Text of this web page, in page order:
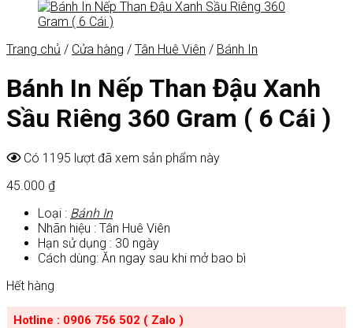
Trang chủ / Cửa hàng / Tân Huê Viên / Bánh In
Bánh In Nếp Than Đậu Xanh
Sầu Riêng 360 Gram ( 6 Cái )
Có 1195 lượt đã xem sản phẩm này
45.000 ₫
Loại : Bánh In
Nhãn hiệu : Tân Huê Viên
Hạn sử dụng : 30 ngày
Cách dùng: Ăn ngay sau khi mở bao bì
Hết hàng
Hotline : 0906 756 502 ( Zalo )